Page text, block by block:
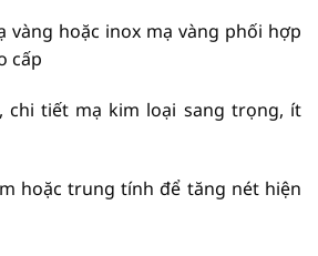
vàng hoặc inox mạ vàng phối hợp
cấp
chi tiết mạ kim loại sang trọng, ít
hoặc trung tính để tăng nét hiện